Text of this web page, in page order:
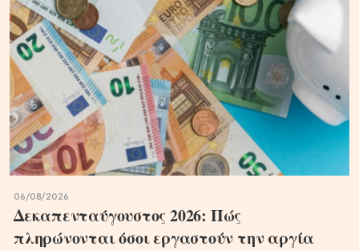
06/08/2026
Δεκαπενταύγουστος 2026: Πώς
πληρώνονται όσοι εργαστούν την αργία